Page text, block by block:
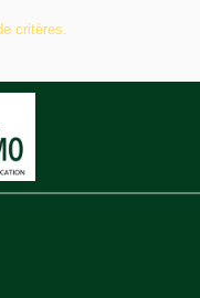
critères.